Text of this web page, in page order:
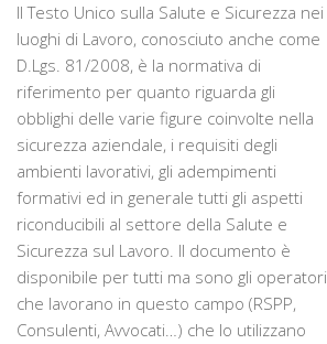
Il Testo Unico sulla Salute e Sicurezza nei
luoghi di Lavoro, conosciuto anche come
D.Lgs. 81/2008, è la normativa di
riferimento per quanto riguarda gli
obblighi delle varie figure coinvolte nella
sicurezza aziendale, i requisiti degli
ambienti lavorativi, gli adempimenti
formativi ed in generale tutti gli aspetti
riconducibili al settore della Salute e
Sicurezza sul Lavoro. Il documento è
disponibile per tutti ma sono gli operatori
che lavorano in questo campo (RSPP,
Consulenti, Avvocati…) che lo utilizzano